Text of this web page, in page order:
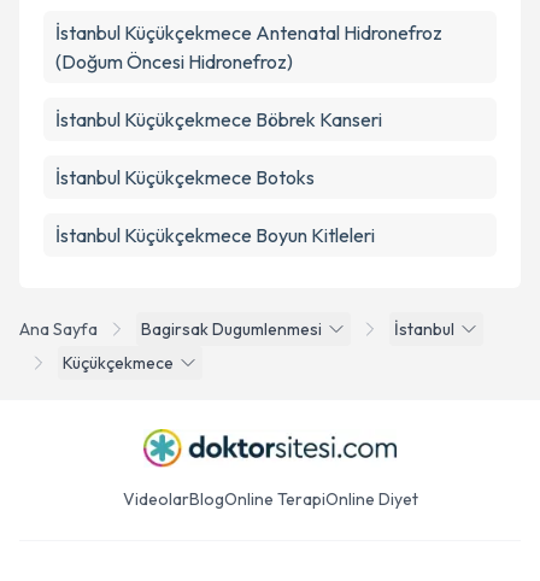
Ana Sayfa Bagirsak Dugumlenmesi
İstanbul
Küçükçekmece
İstanbul Küçükçekmece Antenatal Hidronefroz
(Doğum Öncesi Hidronefroz)
İstanbul Küçükçekmece Böbrek Kanseri
İstanbul Küçükçekmece Botoks
İstanbul Küçükçekmece Boyun Kitleleri
VideolarBlogOnline TerapiOnline Diyet